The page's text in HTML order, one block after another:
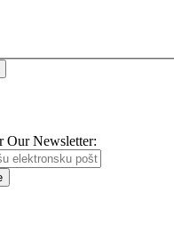
Our Newsletter: